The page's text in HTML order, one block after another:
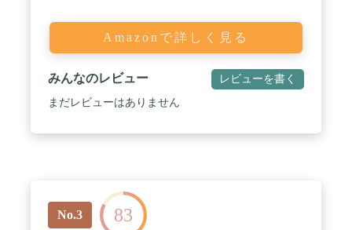
Amazonで詳しく見る
みんなのレビュー レビューを書く
まだレビューはありません
No.3 83